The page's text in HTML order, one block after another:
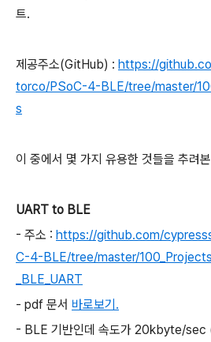
트.
제공주소(GitHub) : https://
torco/PSoC-4-BLE/tree/master/
s
이 중에서 몇 가지 유용한 것들을 추려
UART to BLE
- 주소 : https://github.com/
C-4-BLE/tree/master/
_BLE_UART
- pdf 문서 바로보기.
- BLE 기반인데 속도가 20kbyte/